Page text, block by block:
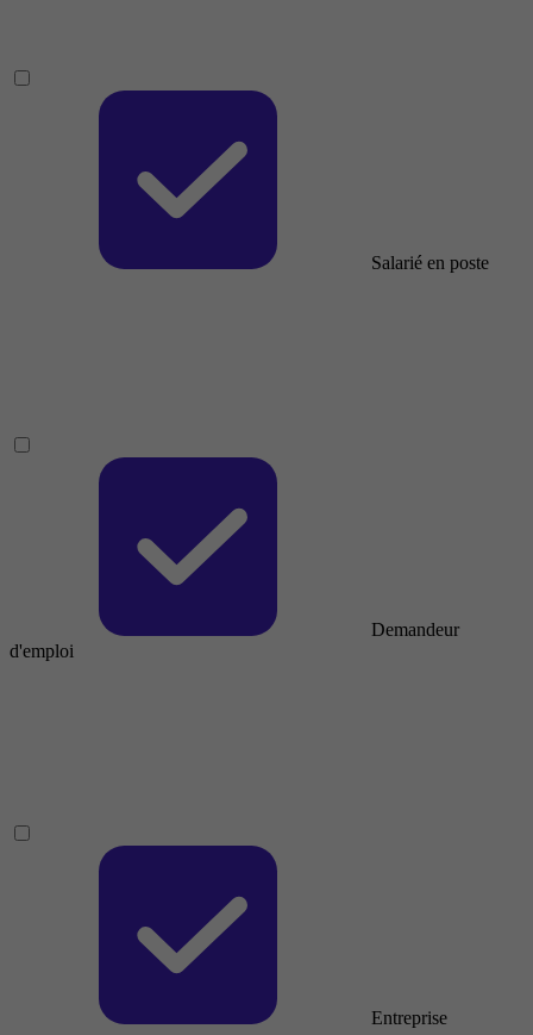
Salarié en poste
Demandeur
d'emploi
Entreprise